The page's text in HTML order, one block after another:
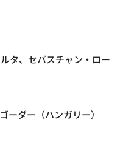
タ、セバスチャン・ロー
ーダー（ハンガリー）